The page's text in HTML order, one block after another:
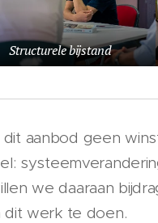
Structurele bijstand
aanbod geen
we daaraan
dit werk te doen.